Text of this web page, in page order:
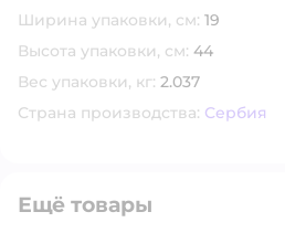
Ширина упаковки, см: 19
Высота упаковки, см: 44
Вес упаковки, кг: 2.037
Страна производства: Сербия
Ещё товары